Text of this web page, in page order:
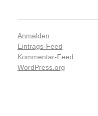
Anmelden
Eintrags-Feed
Kommentar-Feed
WordPress.org